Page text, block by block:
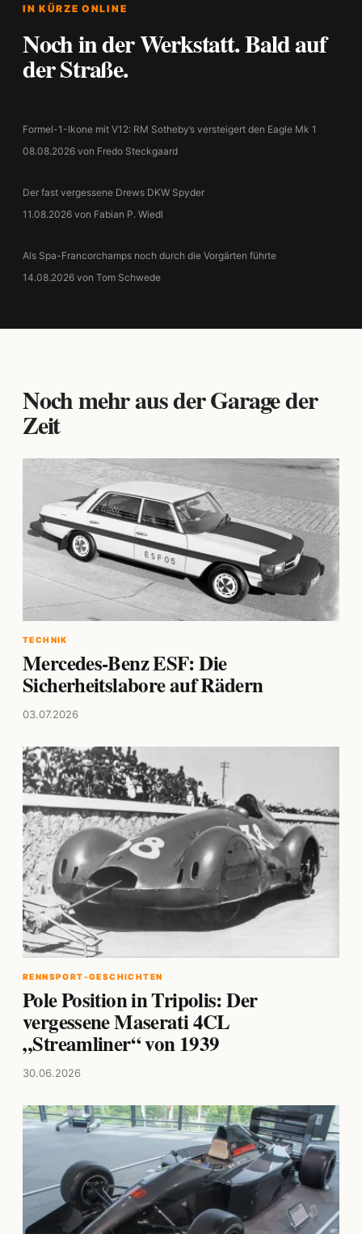
IN KÜRZE ONLINE
Noch in der Werkstatt. Bald auf
der Straße.
Formel-1-Ikone mit V12: RM Sotheby’s versteigert den Eagle Mk 1
08.08.2026 von Fredo Steckgaard
Der fast vergessene Drews DKW Spyder
11.08.2026 von Fabian P. Wiedl
Als Spa-Francorchamps noch durch die Vorgärten führte
14.08.2026 von Tom Schwede
Noch mehr aus der Garage der
Zeit
TECHNIK
Mercedes-Benz ESF: Die
Sicherheitslabore auf Rädern
03.07.2026
RENNSPORT-GESCHICHTEN
Pole Position in Tripolis: Der
vergessene Maserati 4CL
„Streamliner“ von 1939
30.06.2026